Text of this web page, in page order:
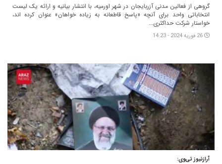
گروهی از فعالین مدنی آزربایجان در شهر اورمیه، با انتشار بیانیه و ارائه یک لیست
انتخاباتی واحد برای آنچه «پاسخ قاطعانه به زیاده خواهان» عنوان کرده اند،
خواستار شرکت حداکثری...
26 فوریه 2024 - 14:23
آرازنیوز تی‌وی: